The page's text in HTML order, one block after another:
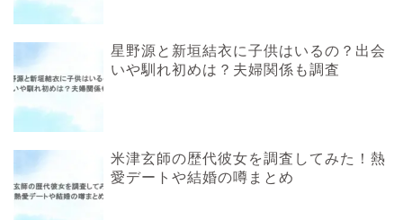
星野源と新垣結衣に子供はいるの？出会
いや馴れ初めは？夫婦関係も調査
米津玄師の歴代彼女を調査してみた！熱
愛デートや結婚の噂まとめ